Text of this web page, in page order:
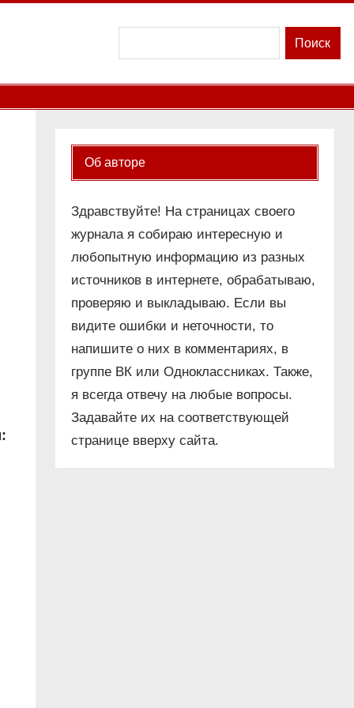
Поиск
Об авторе
Здравствуйте! На страницах своего
журнала я собираю интересную и
любопытную информацию из разных
источников в интернете, обрабатываю,
проверяю и выкладываю. Если вы
видите ошибки и неточности, то
напишите о них в комментариях, в
группе ВК или Одноклассниках. Также,
я всегда отвечу на любые вопросы.
Задавайте их на соответствующей
странице вверху сайта.